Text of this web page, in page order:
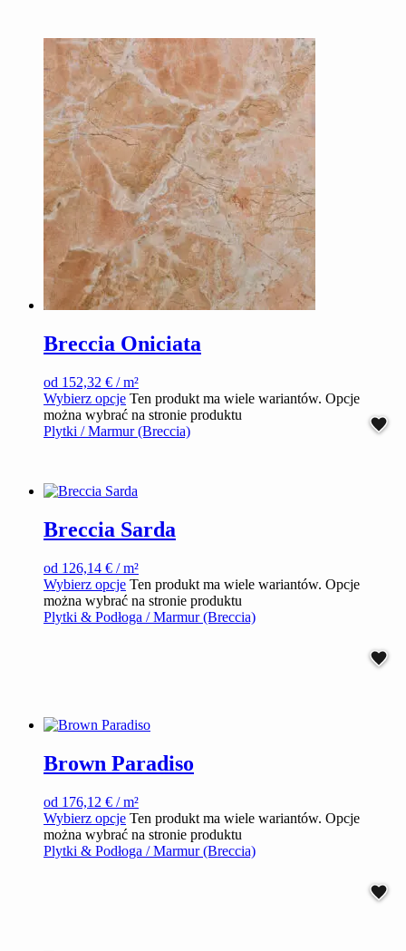
Breccia Oniciata
od 152,32 € / m²
Wybierz opcje Ten produkt ma wiele wariantów. Opcje
można wybrać na stronie produktu
Plytki / Marmur (Breccia)
Breccia Sarda
od 126,14 € / m²
Wybierz opcje Ten produkt ma wiele wariantów. Opcje
można wybrać na stronie produktu
Plytki & Podłoga / Marmur (Breccia)
Brown Paradiso
od 176,12 € / m²
Wybierz opcje Ten produkt ma wiele wariantów. Opcje
można wybrać na stronie produktu
Plytki & Podłoga / Marmur (Breccia)